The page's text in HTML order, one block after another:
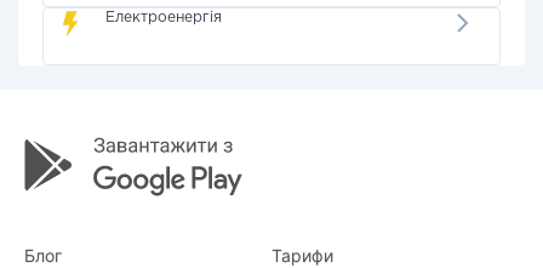
Електроенергія
Блог Тарифи